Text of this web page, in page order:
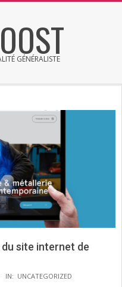
GÉNÉRALISTE
site internet de
IN: UNCATEGORIZED